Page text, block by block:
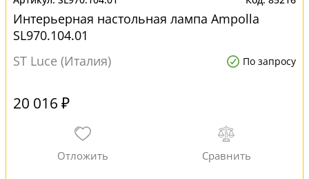
Интерьерная настольная лампа Ampolla
SL970.104.01
ST Luce (Италия)
По запросу
20 016 ₽